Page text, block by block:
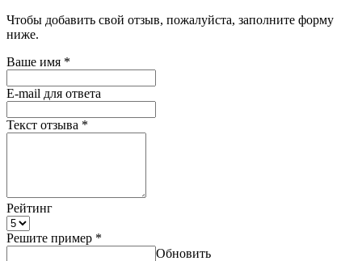
Чтобы добавить свой отзыв, пожалуйста, заполните форму
ниже.
Ваше имя *
E-mail для ответа
Текст отзыва *
Рейтинг
Решите пример *
Обновить